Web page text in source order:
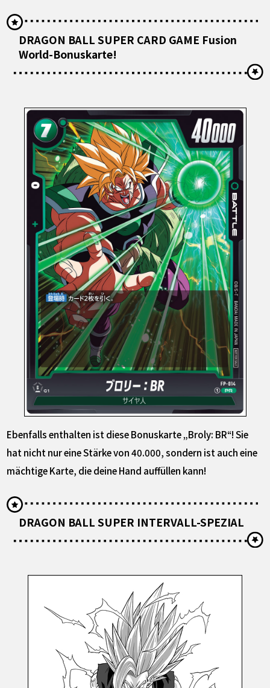
DRAGON BALL SUPER CARD GAME Fusion
World-Bonuskarte!
Ebenfalls enthalten ist diese Bonuskarte „Broly: BR“! Sie
hat nicht nur eine Stärke von 40.000, sondern ist auch eine
mächtige Karte, die deine Hand auffüllen kann!
DRAGON BALL SUPER INTERVALL-SPEZIAL